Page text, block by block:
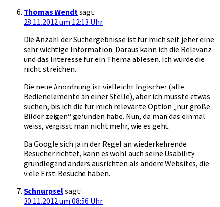
Thomas Wendtsagt:
28.11.2012 um 12:13 Uhr
Die Anzahl der Suchergebnisse ist für mich seit jeher eine
sehr wichtige Information. Daraus kann ich die Relevanz
und das Interesse für ein Thema ablesen. Ich würde die
nicht streichen.
Die neue Anordnung ist vielleicht logischer (alle
Bedienelemente an einer Stelle), aber ich musste etwas
suchen, bis ich die für mich relevante Option „nur große
Bilder zeigen“ gefunden habe. Nun, da man das einmal
weiss, vergisst man nicht mehr, wie es geht.
Da Google sich ja in der Regel an wiederkehrende
Besucher richtet, kann es wohl auch seine Usability
grundlegend anders ausrichten als andere Websites, die
viele Erst-Besuche haben.
Schnurpselsagt:
30.11.2012 um 08:56 Uhr